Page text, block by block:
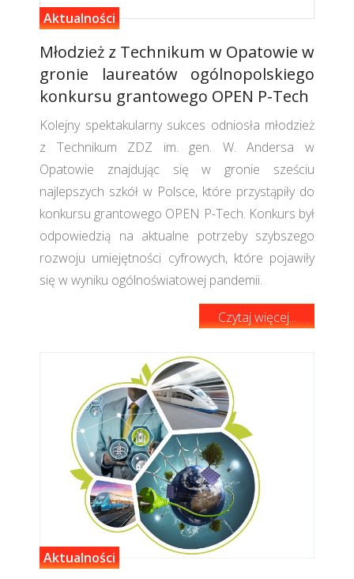
Aktualności
Młodzież z Technikum w Opatowie w
gronie laureatów ogólnopolskiego
konkursu grantowego OPEN P-Tech
Kolejny spektakularny sukces odniosła młodzież
z Technikum ZDZ im. gen. W. Andersa w
Opatowie znajdując się w gronie sześciu
najlepszych szkół w Polsce, które przystąpiły do
konkursu grantowego OPEN P-Tech. Konkurs był
odpowiedzią na aktualne potrzeby szybszego
rozwoju umiejętności cyfrowych, które pojawiły
się w wyniku ogólnoświatowej pandemii.
Czytaj więcej...
Aktualności